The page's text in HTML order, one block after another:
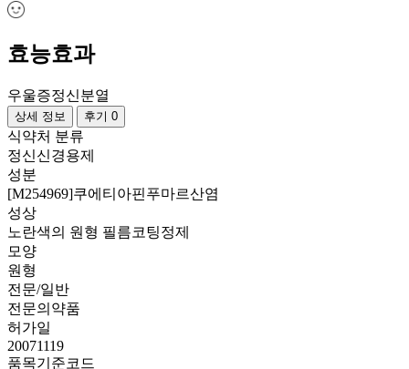
효능효과
우울증정신분열
상세 정보 후기 0
식약처 분류
정신신경용제
성분
[M254969]쿠에티아핀푸마르산염
성상
노란색의 원형 필름코팅정제
모양
원형
전문/일반
전문의약품
허가일
20071119
품목기준코드